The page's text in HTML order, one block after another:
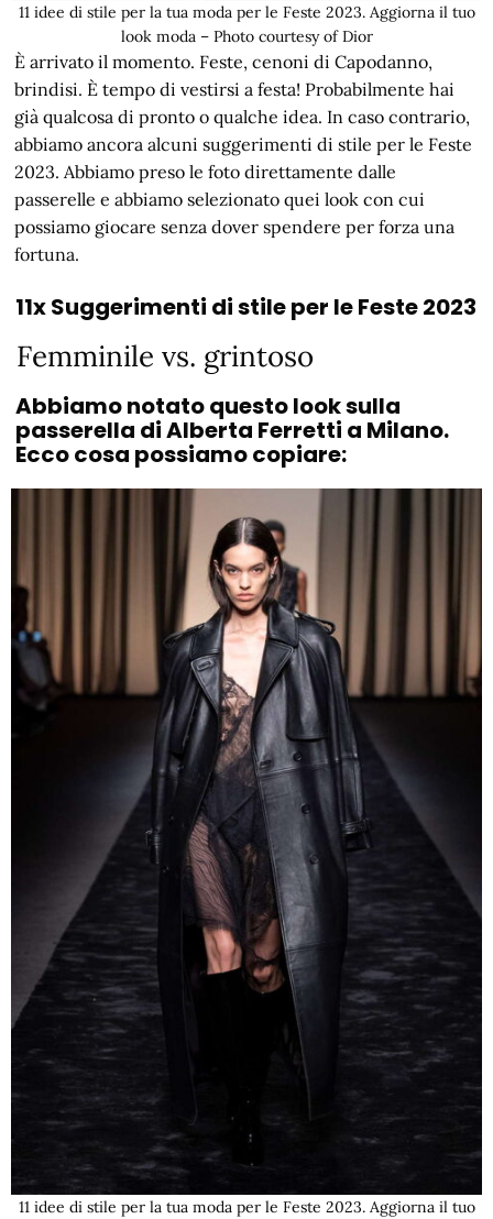
11 idee di stile per la tua moda per le Feste 2023. Aggiorna il tuo
look moda – Photo courtesy of Dior
È arrivato il momento. Feste, cenoni di Capodanno,
brindisi. È tempo di vestirsi a festa! Probabilmente hai
già qualcosa di pronto o qualche idea. In caso contrario,
abbiamo ancora alcuni suggerimenti di stile per le Feste
2023. Abbiamo preso le foto direttamente dalle
passerelle e abbiamo selezionato quei look con cui
possiamo giocare senza dover spendere per forza una
fortuna.
11x Suggerimenti di stile per le Feste 2023
Femminile vs. grintoso
Abbiamo notato questo look sulla
passerella di Alberta Ferretti a Milano.
Ecco cosa possiamo copiare:
11 idee di stile per la tua moda per le Feste 2023. Aggiorna il tuo